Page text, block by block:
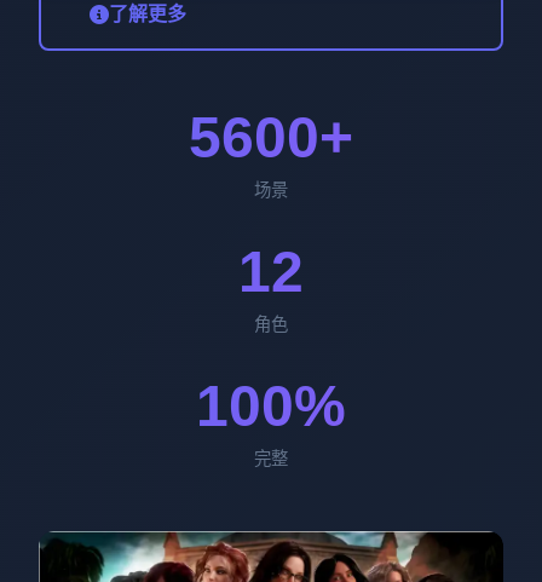
了解更多
5600+
场景
12
角色
100%
完整